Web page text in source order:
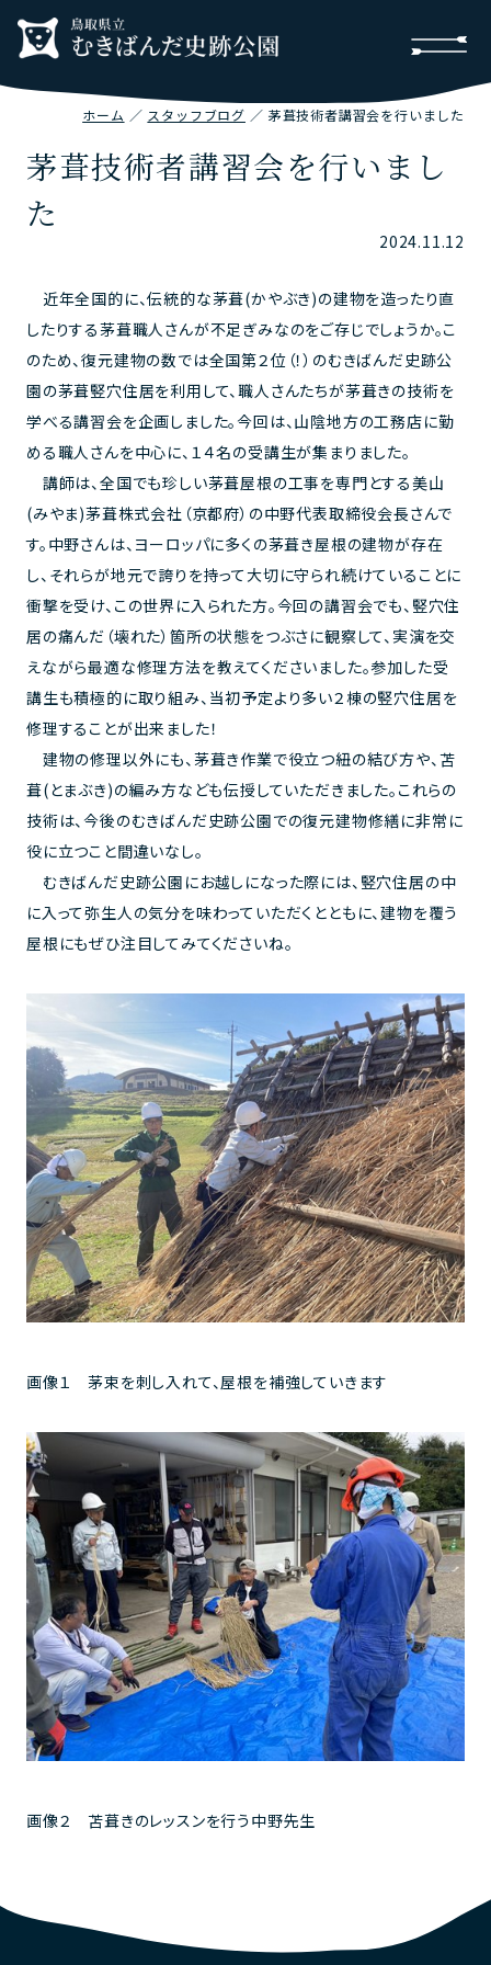
ホーム スタッフブログ 茅葺技術者講習会を行いました
茅葺技術者講習会を行いまし
た
2024.11.12
近年全国的に、伝統的な茅葺(かやぶき)の建物を造ったり直
したりする茅葺職人さんが不足ぎみなのをご存じでしょうか。こ
のため、復元建物の数では全国第２位（！）のむきばんだ史跡公
園の茅葺竪穴住居を利用して、職人さんたちが茅葺きの技術を
学べる講習会を企画しました。今回は、山陰地方の工務店に勤
める職人さんを中心に、１４名の受講生が集まりました。
講師は、全国でも珍しい茅葺屋根の工事を専門とする美山
(みやま)茅葺株式会社（京都府）の中野代表取締役会長さんで
す。中野さんは、ヨーロッパに多くの茅葺き屋根の建物が存在
し、それらが地元で誇りを持って大切に守られ続けていることに
衝撃を受け、この世界に入られた方。今回の講習会でも、竪穴住
居の痛んだ（壊れた）箇所の状態をつぶさに観察して、実演を交
えながら最適な修理方法を教えてくださいました。参加した受
講生も積極的に取り組み、当初予定より多い２棟の竪穴住居を
修理することが出来ました！
建物の修理以外にも、茅葺き作業で役立つ紐の結び方や、苫
葺(とまぶき)の編み方なども伝授していただきました。これらの
技術は、今後のむきばんだ史跡公園での復元建物修繕に非常に
役に立つこと間違いなし。
むきばんだ史跡公園にお越しになった際には、竪穴住居の中
に入って弥生人の気分を味わっていただくとともに、建物を覆う
屋根にもぜひ注目してみてくださいね。
画像１ 茅束を刺し入れて、屋根を補強していきます
画像２ 苫葺きのレッスンを行う中野先生